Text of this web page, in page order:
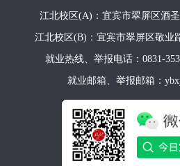
江北校区(A)：宜宾市翠屏区酒
江北校区(B)：宜宾市翠屏区敬业
就业热线、举报电话：0831-
就业邮箱、举报邮箱：